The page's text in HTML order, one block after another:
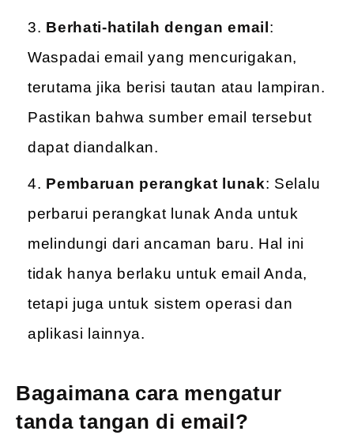
Berhati-hatilah dengan email:
Waspadai email yang mencurigakan,
terutama jika berisi tautan atau lampiran.
Pastikan bahwa sumber email tersebut
dapat diandalkan.
Pembaruan perangkat lunak: Selalu
perbarui perangkat lunak Anda untuk
melindungi dari ancaman baru. Hal ini
tidak hanya berlaku untuk email Anda,
tetapi juga untuk sistem operasi dan
aplikasi lainnya.
Bagaimana cara mengatur
tanda tangan di email?